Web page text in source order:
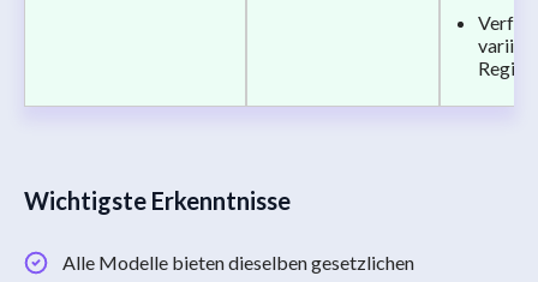
variiert
Region.
Wichtigste Erkenntnisse
Alle Modelle bieten dieselben gesetzlichen